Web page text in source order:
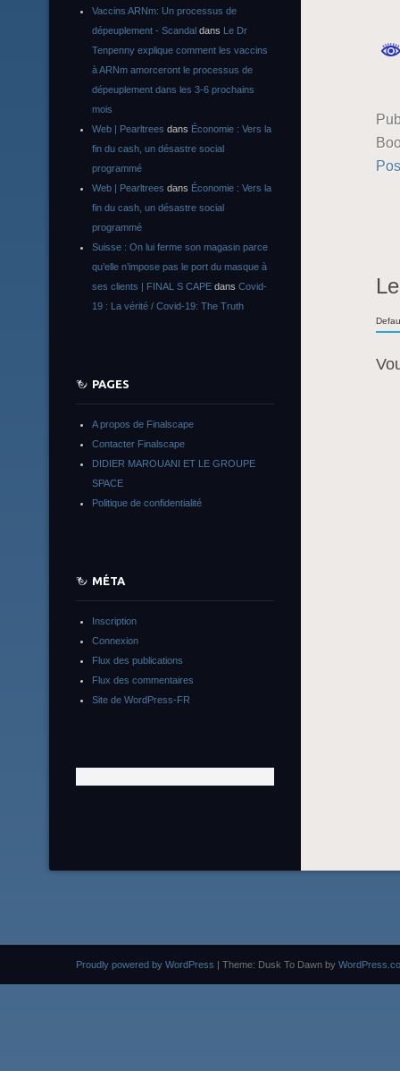
Vaccins ARNm: Un processus de
dépeuplement - Scandal dans Le Dr
Tenpenny explique comment les vaccins
à ARNm amorceront le processus de
dépeuplement dans les 3-6 prochains
mois
Web | Pearltrees dans Économie : Vers la
fin du cash, un désastre social
programmé
Web | Pearltrees dans Économie : Vers la
fin du cash, un désastre social
programmé
Suisse : On lui ferme son magasin parce
qu’elle n’impose pas le port du masque à
ses clients | FINAL S CAPE dans Covid-
19 : La vérité / Covid-19: The Truth
PAGES
A propos de Finalscape
Contacter Finalscape
DIDIER MAROUANI ET LE GROUPE
SPACE
Politique de confidentialité
MÉTA
Inscription
Connexion
Flux des publications
Flux des commentaires
Site de WordPress-FR
Proudly powered by WordPress | Theme: Dusk To Dawn by